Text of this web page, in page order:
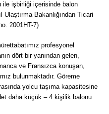
ile işbirliği içerisinde balon
Ulaştırma Bakanlığından Ticari
2001HT-7)
profesyonel
dört bir yanından gelen,
ve Fransızca konuşan,
bulunmaktadır. Göreme
yolcu taşıma kapasitesine
daha küçük – 4 kişilik balonu